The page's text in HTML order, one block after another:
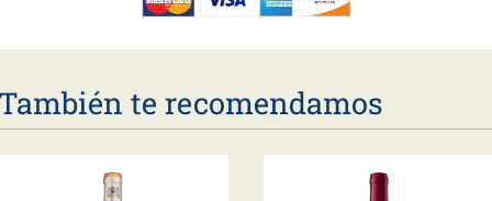
te recomendamos